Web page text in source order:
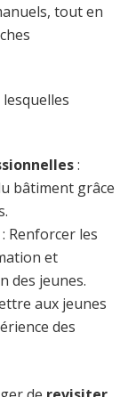
tout en
:
bâtiment grâce
: Renforcer les
et
des jeunes.
aux jeunes
des